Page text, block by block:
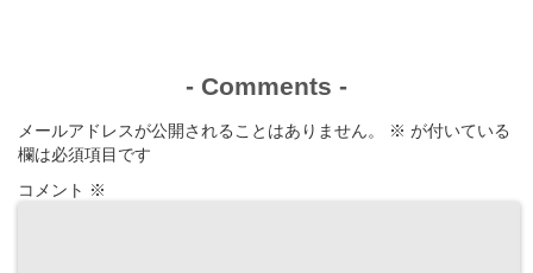
- Comments -
メールアドレスが公開されることはありません。 ※ が付いている
欄は必須項目です
コメント ※